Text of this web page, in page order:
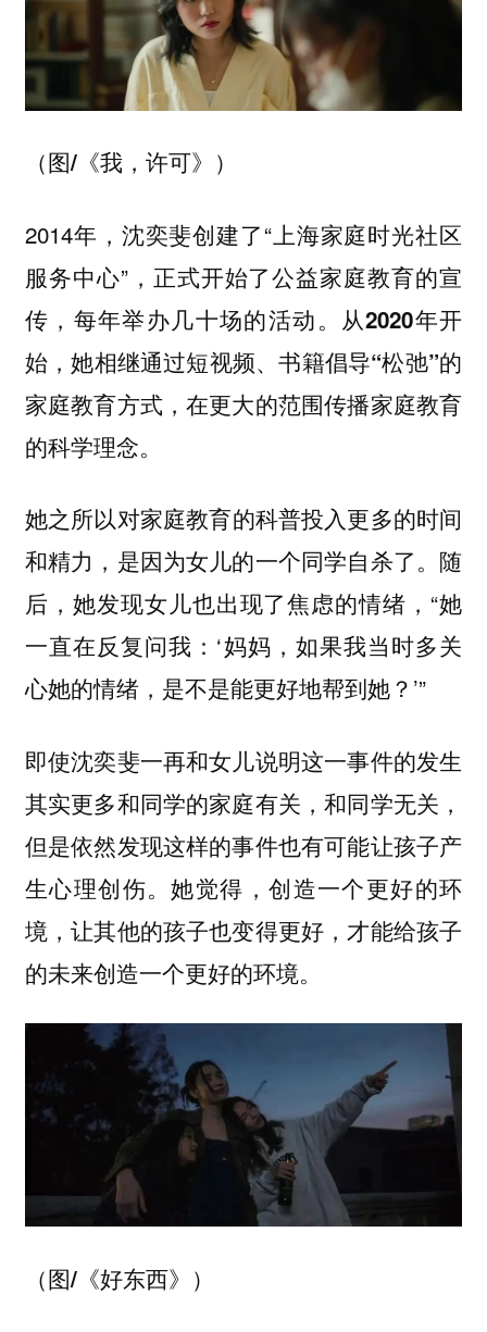
（图/《我，许可》）
2014年，沈奕斐创建了“上海家庭时光社区
服务中心”，正式开始了公益家庭教育的宣
传，每年举办几十场的活动。
从2020年开
始，她相继通过短视频、书籍倡导“松弛”的
家庭教育方式，在更大的范围传播家庭教育
的科学理念。
她之所以对家庭教育的科普投入更多的时间
和精力，是因为女儿的一个同学自杀了。随
后，她发现女儿也出现了焦虑的情绪，“她
一直在反复问我：‘妈妈，如果我当时多关
心她的情绪，是不是能更好地帮到她？’”
即使沈奕斐一再和女儿说明这一事件的发生
其实更多和同学的家庭有关，和同学无关，
但是依然发现这样的事件也有可能让孩子产
生心理创伤。她觉得，创造一个更好的环
境，让其他的孩子也变得更好，才能给孩子
的未来创造一个更好的环境。
（图/《好东西》）